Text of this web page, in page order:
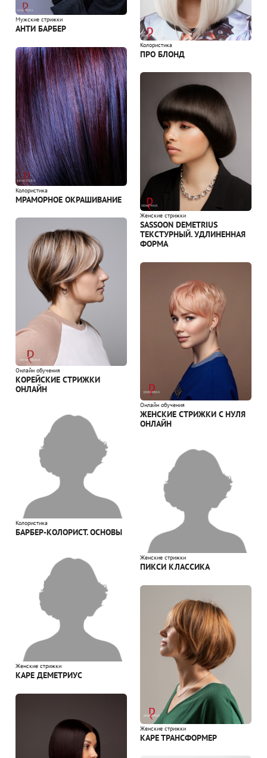
Мужские стрижки
АНТИ БАРБЕР
Колористика
ПРО БЛОНД
Колористика
МРАМОРНОЕ ОКРАШИВАНИЕ
Женские стрижки
SASSOON DEMETRIUS
ТЕКСТУРНЫЙ. УДЛИНЕННАЯ
ФОРМА
Онлайн обучения
КОРЕЙСКИЕ СТРИЖКИ
ОНЛАЙН
Онлайн обучения
ЖЕНСКИЕ СТРИЖКИ С НУЛЯ
ОНЛАЙН
Колористика
БАРБЕР-КОЛОРИСТ. ОСНОВЫ
Женские стрижки
ПИКСИ КЛАССИКА
Женские стрижки
КАРЕ ДЕМЕТРИУС
Женские стрижки
КАРЕ ТРАНСФОРМЕР